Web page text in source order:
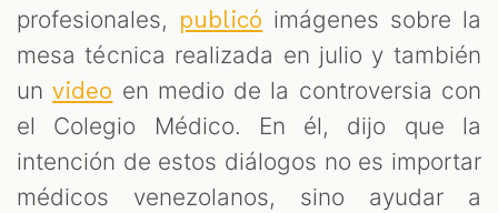
profesionales, publicó imágenes sobre la
mesa técnica realizada en julio y también
unvideo en medio de la controversia con
el Colegio Médico. En él, dijo que la
intención de estos diálogos no es importar
médicos venezolanos, sino ayudar a